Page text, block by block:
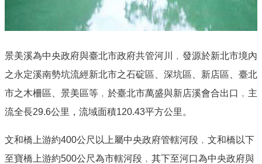
景美溪為中央政府與臺北市政府共管河川﹐發源於新北市境內
之永定溪南勢坑流經新北市之石碇區、深坑區、新店區、臺北
市之木柵區、景美區等﹐於臺北市萬盛與新店溪會合出口﹐主
流全長29.6公里，流域面積120.43平方公里。
文和橋上游約400公尺以上屬中央政府管轄河段﹐文和橋以下
至寶橋上游約500公尺為市轄河段﹐其下至河口為中央政府與